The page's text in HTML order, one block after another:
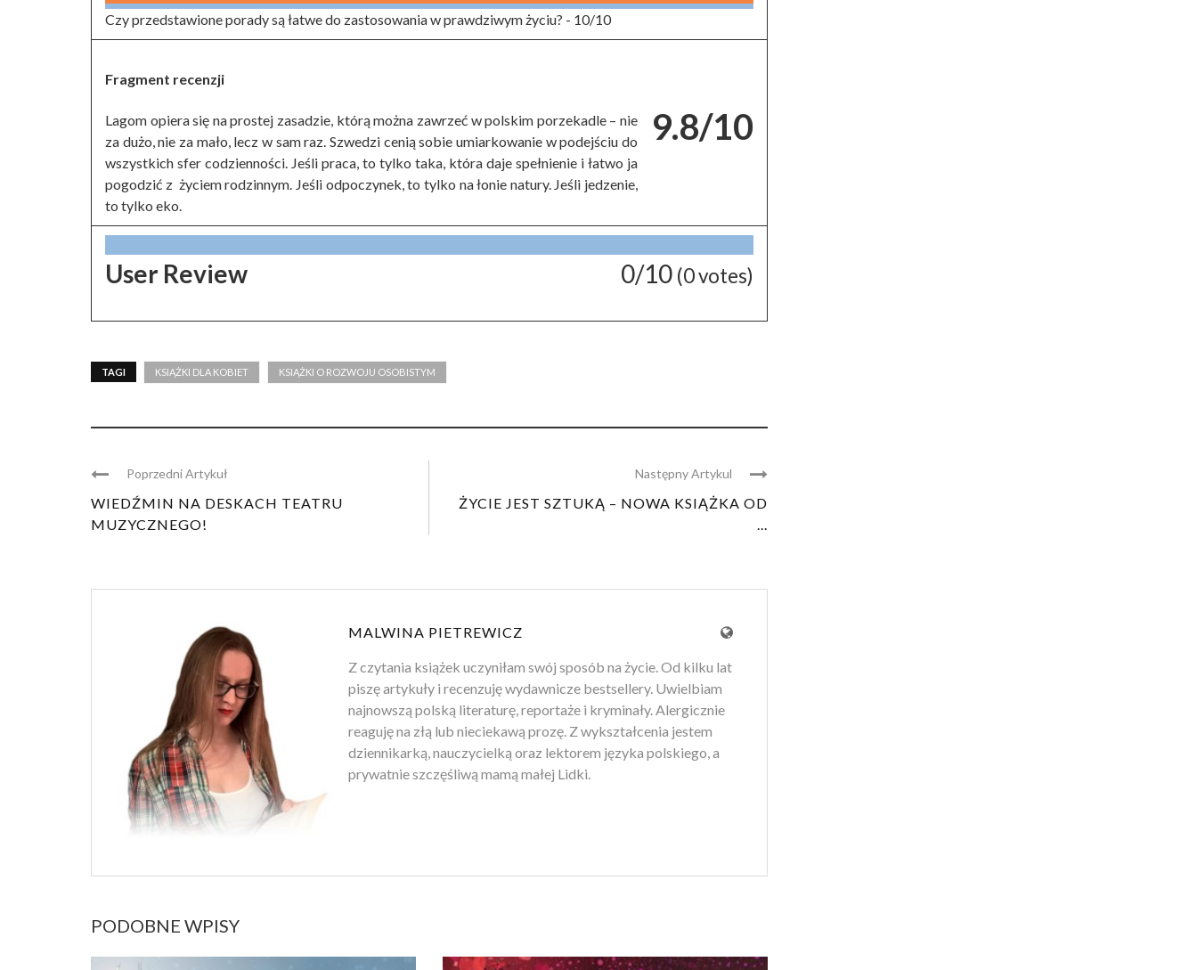
Czy przedstawione porady są łatwe do zastosowania w prawdziwym życiu? - 10/10
9.8/10
Fragment recenzji
Lagom opiera się na prostej zasadzie, którą można zawrzeć w polskim porzekadle – nie
za dużo, nie za mało, lecz w sam raz. Szwedzi cenią sobie umiarkowanie w podejściu do
wszystkich sfer codzienności. Jeśli praca, to tylko taka, która daje spełnienie i łatwo ja
pogodzić z życiem rodzinnym. Jeśli odpoczynek, to tylko na łonie natury. Jeśli jedzenie,
to tylko eko.
User Review 0/10 (0votes)
TAGI KSIĄŻKI DLA KOBIET KSIĄŻKI O ROZWOJU OSOBISTYM
Poprzedni Artykuł
WIEDŹMIN NA DESKACH TEATRU
MUZYCZNEGO!
Następny Artykul
ŻYCIE JEST SZTUKĄ – NOWA KSIĄŻKA OD
...
MALWINA PIETREWICZ
Z czytania książek uczyniłam swój sposób na życie. Od kilku lat
piszę artykuły i recenzuję wydawnicze bestsellery. Uwielbiam
najnowszą polską literaturę, reportaże i kryminały. Alergicznie
reaguję na złą lub nieciekawą prozę. Z wykształcenia jestem
dziennikarką, nauczycielką oraz lektorem języka polskiego, a
prywatnie szczęśliwą mamą małej Lidki.
PODOBNE WPISY